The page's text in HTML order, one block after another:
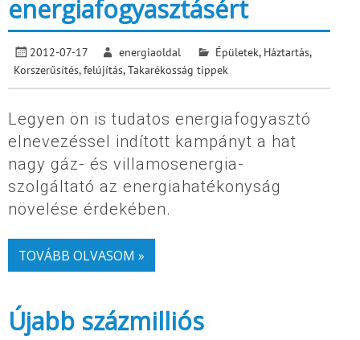
energiafogyasztásért
2012-07-17 energiaoldal Épületek, Háztartás,
Korszerűsítés, felújítás,Takarékosság tippek
Legyen ön is tudatos energiafogyasztó
elnevezéssel indított kampányt a hat
nagy gáz- és villamosenergia-
szolgáltató az energiahatékonyság
növelése érdekében.
TOVÁBB OLVASOM »
Újabb százmilliós